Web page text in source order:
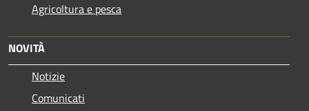
Agricoltura e pesca
NOVITÀ
Notizie
Comunicati